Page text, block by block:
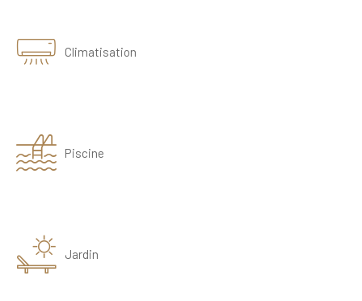
Climatisation
Piscine
Jardin